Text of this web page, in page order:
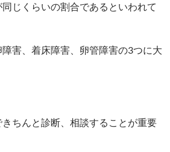
じくらいの割合であるといわれて
害、着床障害、卵管障害の3つに大
ちんと診断、相談することが重要